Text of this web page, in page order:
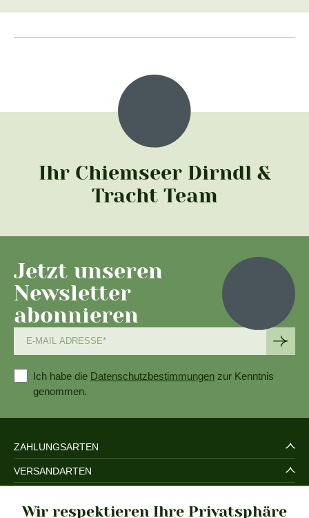
Ihr Chiemseer Dirndl &
Tracht Team
Jetzt unseren
Newsletter
abonnieren
Ich habe die Datenschutzbestimmungen zur Kenntnis
genommen.
ZAHLUNGSARTEN
VERSANDARTEN
Wir respektieren Ihre Privatsphäre